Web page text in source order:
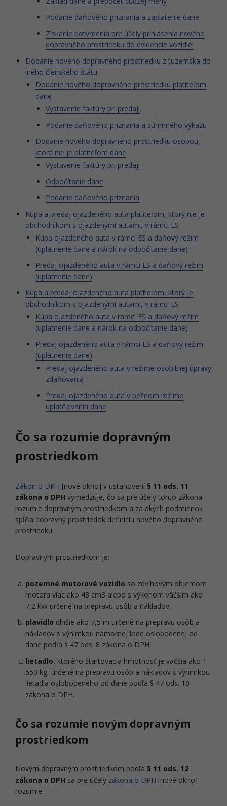
Podanie daňového priznania a zaplatenie dane
Získanie potvrdenia pre účely prihlásenia nového
dopravného prostriedku do evidencie vozidiel
Dodanie nového dopravného prostriedku z tuzemska do
iného členského štátu
Dodanie nového dopravného prostriedku platiteľom
dane
Vystavenie faktúry pri predaji
Podanie daňového priznania a súhrnného výkazu
Dodanie nového dopravného prostriedku osobou,
ktorá nie je platiteľom dane
Vystavenie faktúry pri predaji
Odpočítanie dane
Podanie daňového priznania
Kúpa a predaj ojazdeného auta platiteľom, ktorý nie je
obchodníkom s ojazdenými autami, v rámci ES
Kúpa ojazdeného auta v rámci ES a daňový režim
(uplatnenie dane a nárok na odpočítanie dane)
Predaj ojazdeného auta v rámci ES a daňový režim
(uplatnenie dane)
Kúpa a predaj ojazdeného auta platiteľom, ktorý je
obchodníkom s ojazdenými autami, v rámci ES
Kúpa ojazdeného auta v rámci ES a daňový režim
(uplatnenie dane a nárok na odpočítanie dane)
Predaj ojazdeného auta v rámci ES a daňový režim
(uplatnenie dane)
Predaj ojazdeného auta v režime osobitnej úpravy
zdaňovania
Predaj ojazdeného auta v bežnom režime
uplatňovania dane
Čo sa rozumie dopravným
prostriedkom
Zákon o DPH [nové okno] v ustanovení § 11 ods. 11
zákona o DPH vymedzuje, čo sa pre účely tohto zákona
rozumie dopravným prostriedkom a za akých podmienok
spĺňa dopravný prostriedok definíciu nového dopravného
prostriedku.
Dopravným prostriedkom je:
pozemné motorové vozidlo so zdvihovým objemom
motora viac ako 48 cm3 alebo s výkonom väčším ako
7,2 kW určené na prepravu osôb a nákladov,
plavidlo dlhšie ako 7,5 m určené na prepravu osôb a
nákladov s výnimkou námornej lode oslobodenej od
dane podľa § 47 ods. 8 zákona o DPH,
lietadlo, ktorého štartovacia hmotnosť je väčšia ako 1
550 kg, určené na prepravu osôb a nákladov s výnimkou
lietadla oslobodeného od dane podľa § 47 ods. 10
zákona o DPH.
Čo sa rozumie novým dopravným
prostriedkom
Novým dopravným prostriedkom podľa § 11 ods. 12
zákona o DPH sa pre účely zákona o DPH [nové okno]
rozumie: